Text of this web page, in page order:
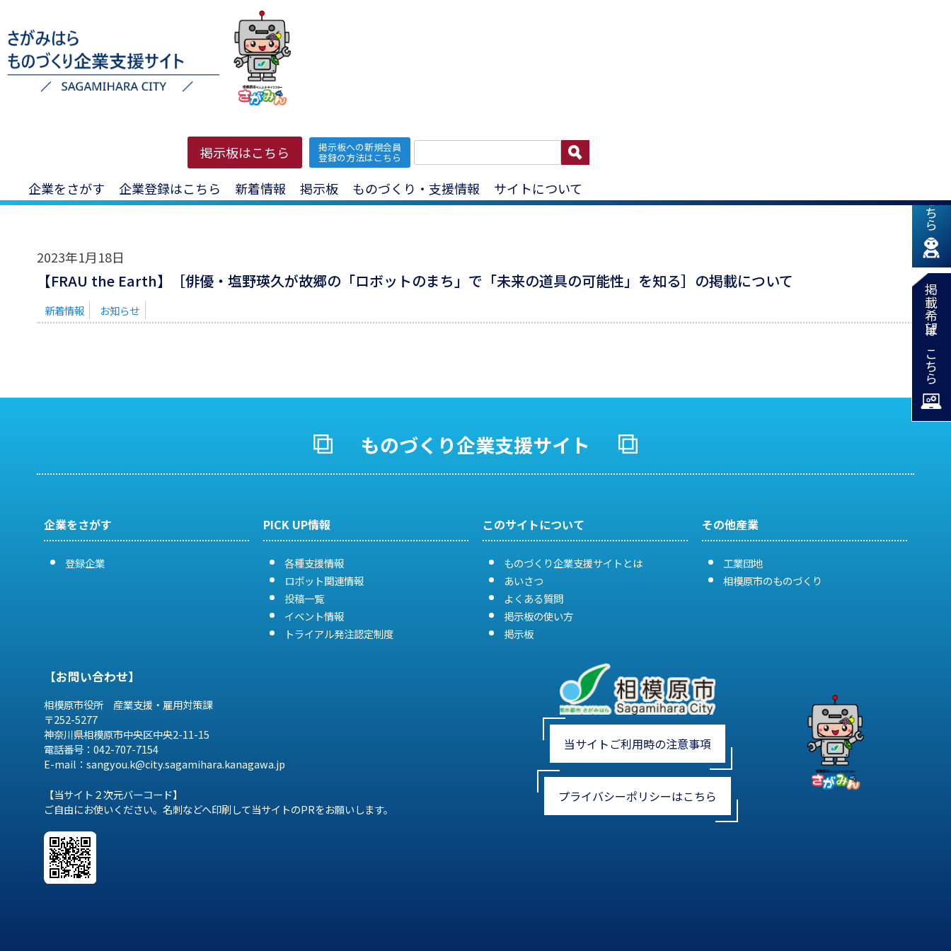
掲示板はこちら 掲示板への新規会員
登録の方法はこちら
企業をさがす 企業登録はこちら 新着情報 掲示板 ものづくり・支援情報 サイトについて
記事
2023年1月18日
【FRAU the Earth】［俳優・塩野瑛久が故郷の「ロボットのまち」で「未来の道具の可能性」を知る］の掲載について
新着情報 お知らせ
ものづくり企業支援サイト
企業をさがす
登録企業
PICK UP情報
各種支援情報
ロボット関連情報
投稿一覧
イベント情報
トライアル発注認定制度
このサイトについて
ものづくり企業支援サイトとは
あいさつ
よくある質問
掲示板の使い方
掲示板
その他産業
工業団地
相模原市のものづくり
【お問い合わせ】
相模原市役所 産業支援・雇用対策課
〒252-5277
神奈川県相模原市中央区中央2-11-15
電話番号：042-707-7154
E-mail：sangyou.k@city.sagamihara.kanagawa.jp
【当サイト２次元バーコード】
ご自由にお使いください。名刺などへ印刷して当サイトのPRをお願いします。
当サイトご利用時の注意事項
プライバシーポリシーはこちら
新着情報はこちら
掲載希望はこちら